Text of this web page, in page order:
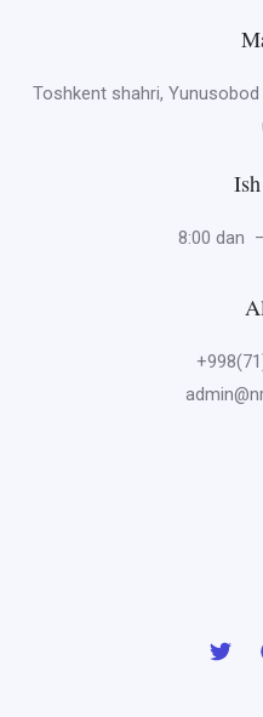
Toshkent shahri,
8:00 dan